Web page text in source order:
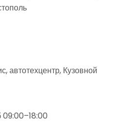
автотехцентр, Кузовной
09:00–18:00